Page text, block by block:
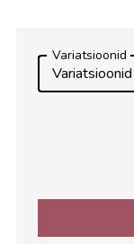
Variatsioonid
Variatsioonid